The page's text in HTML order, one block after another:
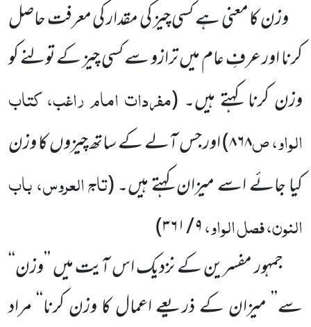
وزن کا معنی ہے کسی چیز کی مقدار کی معرفت حاصل
کرنا اور عرفِ عام میں ترازو سے کسی چیز کے تولنے کو
وزن کرنا کہتے ہیں۔ (مفردات امام راغب، کتاب
الواو، ص۸۶۸)اور جس آلے کے ساتھ چیزوں کا وزن
کیا جائے اسے میزان کہتے ہیں۔(تاج العروس، باب
النون، فصل الواو،۹ / ۳۶۱
)
جمہور مفسرین کے نزدیک اس آیت میں ’’وزن‘‘
سے’’ میزان کے ذریعے اعمال کا وزن کرنا‘‘ مراد